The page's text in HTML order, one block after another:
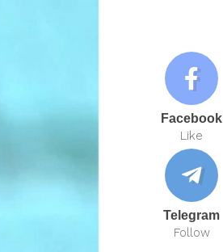
Facebook
Like
Telegram
Follow